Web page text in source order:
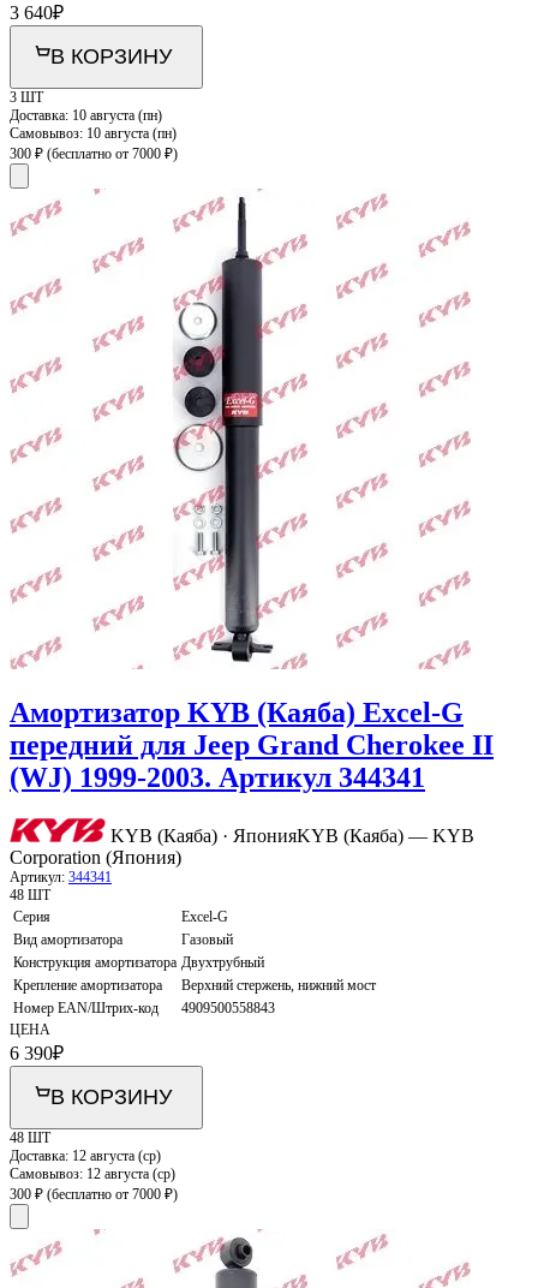
3 640₽
В КОРЗИНУ
3 ШТ
Доставка: 10 августа (пн)
Самовывоз: 10 августа (пн)
300 ₽ (бесплатно от 7000 ₽)
Амортизатор KYB (Каяба) Excel-G
передний для Jeep Grand Cherokee II
(WJ) 1999-2003. Артикул 344341
KYB (Каяба) · ЯпонияKYB (Каяба) — KYB
Corporation (Япония)
Артикул: 344341
48 ШТ
Серия
Excel-G
Вид амортизатора
Газовый
Конструкция амортизатора Двухтрубный
Крепление амортизатора
Верхний стержень, нижний мост
Номер EAN/Штрих-код
4909500558843
ЦЕНА
6 390₽
В КОРЗИНУ
48 ШТ
Доставка: 12 августа (ср)
Самовывоз: 12 августа (ср)
300 ₽ (бесплатно от 7000 ₽)